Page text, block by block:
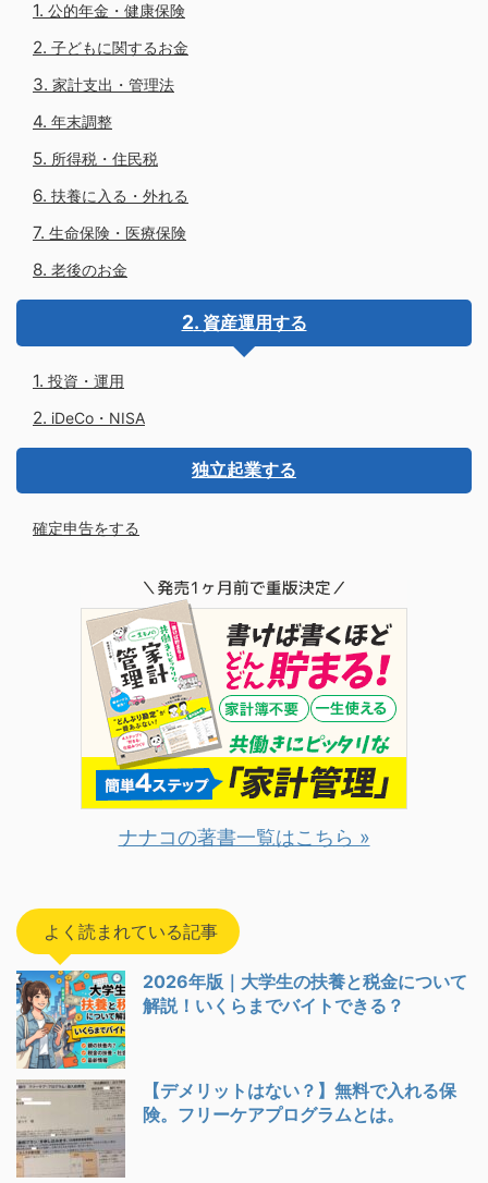
公的年金・健康保険
子どもに関するお金
家計支出・管理法
年末調整
所得税・住民税
扶養に入る・外れる
生命保険・医療保険
老後のお金
資産運用する
投資・運用
iDeCo・NISA
独立起業する
確定申告をする
ナナコの著書一覧はこちら »
よく読まれている記事
2026年版｜大学生の扶養と税金について
解説！いくらまでバイトできる？
【デメリットはない？】無料で入れる保
険。フリーケアプログラムとは。